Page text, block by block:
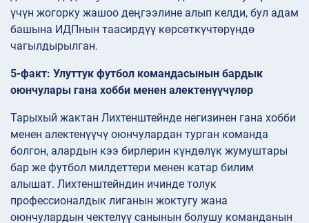
үчүн жогорку жашоо деңгээлине алып келди, бул адам
башына ИДПнын таасирдүү көрсөткүчтөрүндө
чагылдырылган.
5-факт: Улуттук футбол командасынын бардык
оюнчулары гана хобби менен алектенүүчүлөр
Тарыхый жактан Лихтенштейнде негизинен гана хобби
менен алектенүүчү оюнчулардан турган команда
болгон, алардын кээ бирлерин күндөлүк жумуштары
бар же футбол милдеттери менен катар билим
алышат. Лихтенштейндин ичинде толук
профессионалдык лиганын жоктугу жана
оюнчулардын чектелүү санынын болушу команданын